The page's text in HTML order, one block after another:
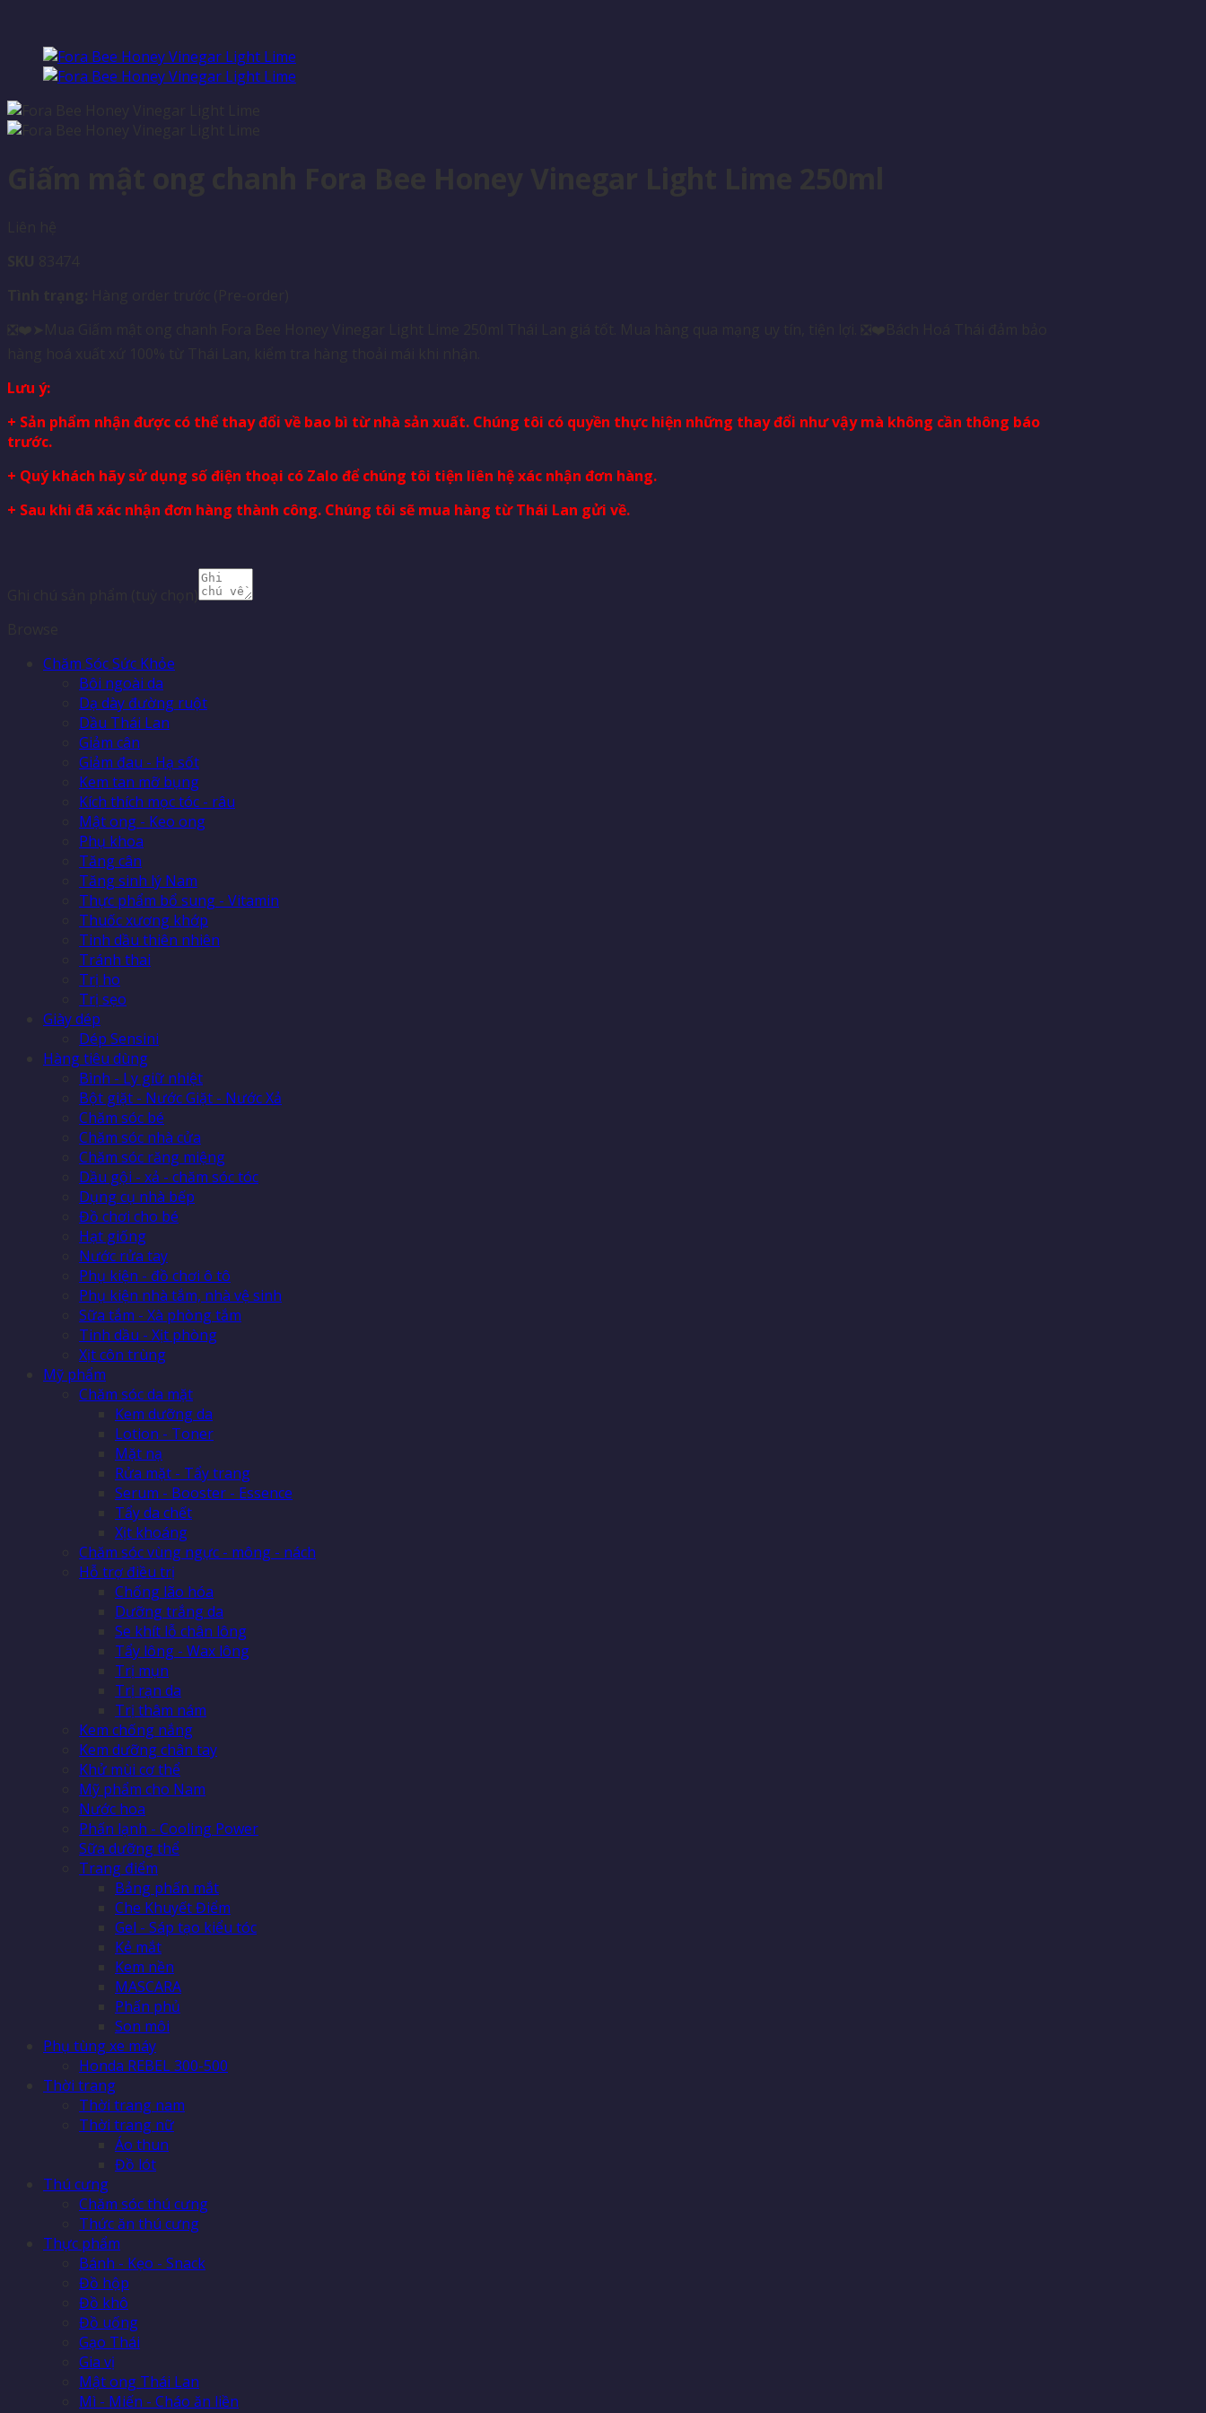
Lưu ý:
+ Sản phẩm nhận được có thể thay đổi về bao bì từ nhà sản xuất. Chúng tôi có quyền thực hiện những thay đổi như vậy mà không cần thông báo
trước.
+ Quý khách hãy sử dụng số điện thoại có Zalo để chúng tôi tiện liên hệ xác nhận đơn hàng.
+ Sau khi đã xác nhận đơn hàng thành công. Chúng tôi sẽ mua hàng từ Thái Lan gửi về.
Chăm Sóc Sức Khỏe
Bôi ngoài da
Dạ dày đường ruột
Dầu Thái Lan
Giảm cân
Giảm đau - Hạ sốt
Kem tan mỡ bụng
Kích thích mọc tóc - râu
Mật ong - Keo ong
Phụ khoa
Tăng cân
Tăng sinh lý Nam
Thực phẩm bổ sung - Vitamin
Thuốc xương khớp
Tinh dầu thiên nhiên
Tránh thai
Trị ho
Trị sẹo
Giày dép
Dép Sensini
Hàng tiêu dùng
Bình - Ly giữ nhiệt
Bột giặt - Nước Giặt - Nước Xả
Chăm sóc bé
Chăm sóc nhà cửa
Chăm sóc răng miệng
Dầu gội - xả - chăm sóc tóc
Dụng cụ nhà bếp
Đồ chơi cho bé
Hạt giống
Nước rửa tay
Phụ kiện - đồ chơi ô tô
Phụ kiện nhà tắm, nhà vệ sinh
Sữa tắm - Xà phòng tắm
Tinh dầu - Xịt phòng
Xịt côn trùng
Mỹ phẩm
Chăm sóc da mặt
Kem dưỡng da
Lotion - Toner
Mặt nạ
Rửa mặt - Tẩy trang
Serum - Booster - Essence
Tẩy da chết
Xịt khoáng
Chăm sóc vùng ngực - mông - nách
Hỗ trợ điều trị
Chống lão hóa
Dưỡng trắng da
Se khít lỗ chân lông
Tẩy lông - Wax lông
Trị mụn
Trị rạn da
Trị thâm nám
Kem chống nắng
Kem dưỡng chân tay
Khử mùi cơ thể
Mỹ phẩm cho Nam
Nước hoa
Phấn lạnh - Cooling Power
Sữa dưỡng thể
Trang điểm
Bảng phấn mắt
Che Khuyết Điểm
Gel - Sáp tạo kiểu tóc
Kẻ mắt
Kem nền
MASCARA
Phấn phủ
Son môi
Phụ tùng xe máy
Honda REBEL 300-500
Thời trang
Thời trang nam
Thời trang nữ
Áo thun
Đồ lót
Thú cưng
Chăm sóc thú cưng
Thức ăn thú cưng
Thực phẩm
Bánh - Kẹo - Snack
Đồ hộp
Đồ khô
Đồ uống
Gạo Thái
Gia vị
Mật ong Thái Lan
Mì - Miến - Cháo ăn liền